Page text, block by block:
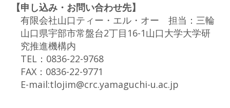
【申し込み・お問い合わせ先】
有限会社山口ティー・エル・オー 担当：三輪
山口県宇部市常盤台2丁目16-1山口大学大学研
究推進機構内
TEL：0836-22-9768
FAX：0836-22-9771
E-mail:tlojim@crc.yamaguchi-u.ac.jp